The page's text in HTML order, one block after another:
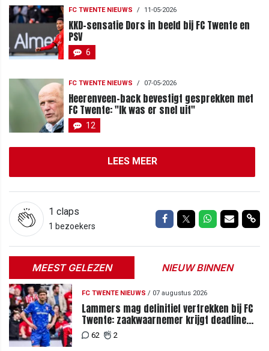
FC TWENTE NIEUWS / 11-05-2026
KKD-sensatie Dors in beeld bij FC Twente en
PSV
6
FC TWENTE NIEUWS / 07-05-2026
Heerenveen-back bevestigt gesprekken met
FC Twente: "Ik was er snel uit"
12
LEES MEER
1 claps
1 bezoekers
Delen op Facebook
Delen op Twitter
Delen op
Delen
MEEST GELEZEN NIEUW BINNEN
FC TWENTE NIEUWS / 07 augustus 2026
Lammers mag definitief vertrekken bij FC
Twente: zaakwaarnemer krijgt deadline
vanwege komst vervanger
62 2